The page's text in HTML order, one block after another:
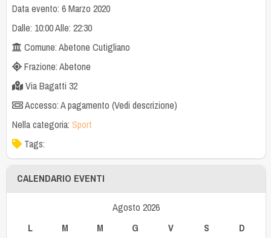
Data evento: 6 Marzo 2020
Dalle: 10:00 Alle: 22:30
Comune: Abetone Cutigliano
Frazione: Abetone
Via Bagatti 32
Accesso: A pagamento (Vedi descrizione)
Nella categoria: Sport
Tags:
CALENDARIO EVENTI
Agosto 2026
L
M M G V S D